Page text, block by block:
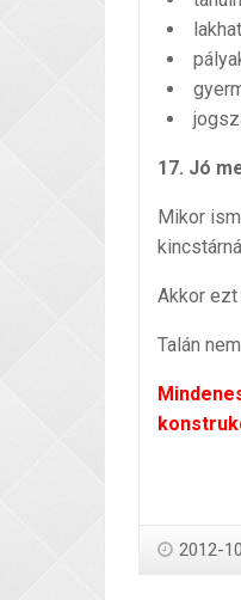
17. Jó
Mikor
Akkor ezt
Talán
2012-